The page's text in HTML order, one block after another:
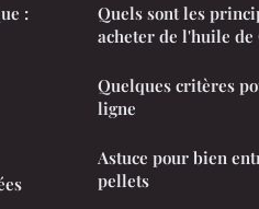
:
Quels sont les
acheter de l'huile de
Quelques critères
ligne
Astuce pour bien
pellets